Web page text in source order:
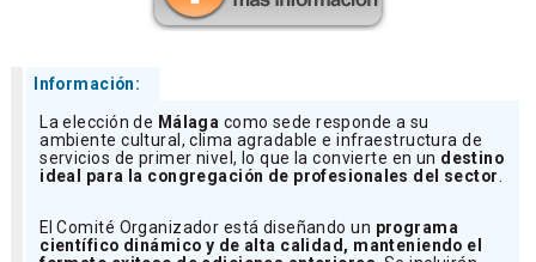
Información:
La elección de Málaga como sede responde a su
ambiente cultural, clima agradable e infraestructura de
servicios de primer nivel, lo que la convierte en un destino
ideal para la congregación de profesionales del sector
El Comité Organizador está diseñando un programa
científico dinámico y de alta calidad, manteniendo el